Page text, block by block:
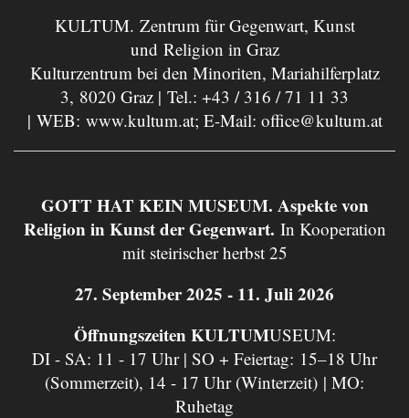
KULTUM. Zentrum für Gegenwart, Kunst
und Religion in Graz
Kulturzentrum bei den Minoriten, Mariahilferplatz
3, 8020 Graz | Tel.: +43 / 316 / 71 11 33
| WEB: www.kultum.at; E-Mail: office@kultum.at
GOTT HAT KEIN MUSEUM. Aspekte von
Religion in Kunst der Gegenwart. In Kooperation
mit steirischer herbst 25
27. September 2025 - 11. Juli 2026
Öffnungszeiten KULTUMUSEUM:
DI - SA: 11 - 17 Uhr | SO + Feiertag: 15–18 Uhr
(Sommerzeit), 14 - 17 Uhr (Winterzeit) | MO:
Ruhetag